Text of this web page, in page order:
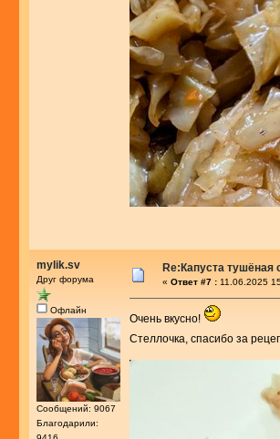
mylik.sv
Друг форума
Офлайн
Сообщений: 9067
Благодарили:
Re:Капуста
« Ответ #7 : 11.06.2025
Очень вкусно!
Стеллочка, спасибо за